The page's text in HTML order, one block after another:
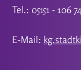
Tel.: 05151 - 106
E-Mail: